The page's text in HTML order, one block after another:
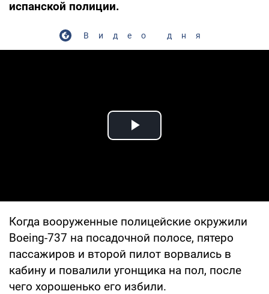
испанской полиции.
Видео дня
Play Video
Когда вооруженные полицейские окружили
Boeing-737 на посадочной полосе, пятеро
пассажиров и второй пилот ворвались в
кабину и повалили угонщика на пол, после
чего хорошенько его избили.